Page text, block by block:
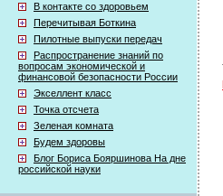
В контакте со здоровьем
Перечитывая Боткина
Пилотные выпуски передач
Распространение знаний по
вопросам экономической и
финансовой безопасности России
Экселлент класс
Точка отсчета
Зеленая комната
Будем здоровы
Блог Бориса Бояршинова На дне
российской науки